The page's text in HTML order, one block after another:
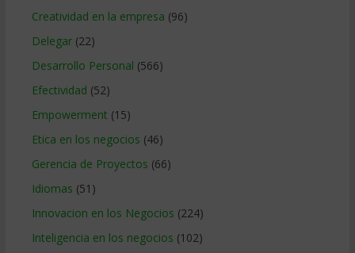
Creatividad en la empresa (96)
Delegar(22)
Desarrollo Personal (566)
Efectividad (52)
Empowerment (15)
Etica en los negocios (46)
Gerencia de Proyectos (66)
Idiomas (51)
Innovacion en los Negocios (224)
Inteligencia en los negocios (102)